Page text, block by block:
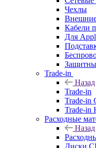
Чехлы
Кабели
Для
Trade-in
Назад
Trade-in
Trade-in
Trade-in
Расходные
Назад
Диски